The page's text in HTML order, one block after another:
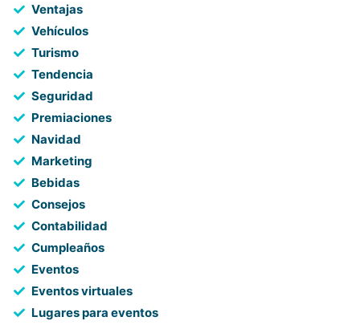
Ventajas
Vehículos
Turismo
Tendencia
Seguridad
Premiaciones
Navidad
Marketing
Bebidas
Consejos
Contabilidad
Cumpleaños
Eventos
Eventos virtuales
Lugares para eventos